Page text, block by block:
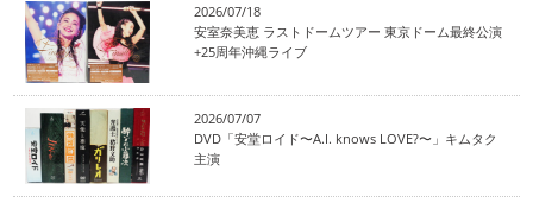
2026/07/18
安室奈美恵 ラストドームツアー 東京ドーム最終公演
+25周年沖縄ライブ
2026/07/07
DVD「安堂ロイド〜A.I. knows LOVE?〜」キムタク
主演